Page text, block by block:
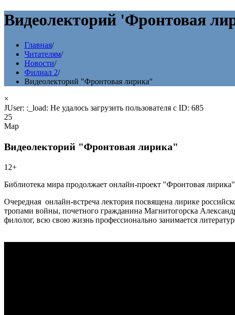
Видеолекторий 'Фронтовая
Главная/
Читателям/
Новости/
Филиал 2/
Видеолекторий "Фронтовая лирика"
×
JUser: :_load: Не удалось загрузить пользователя с ID: 685
25
Мар
Видеолекторий "Фронтовая лирика"
12+
Библиотека мира продолжает онлайн-проект "Фронтовая
Очередная онлайн-встреча лектория посвящена лирике
тропами войны, почетного гражданина Магнитогорска
филолог, всю свою жизнь профессионально занимается